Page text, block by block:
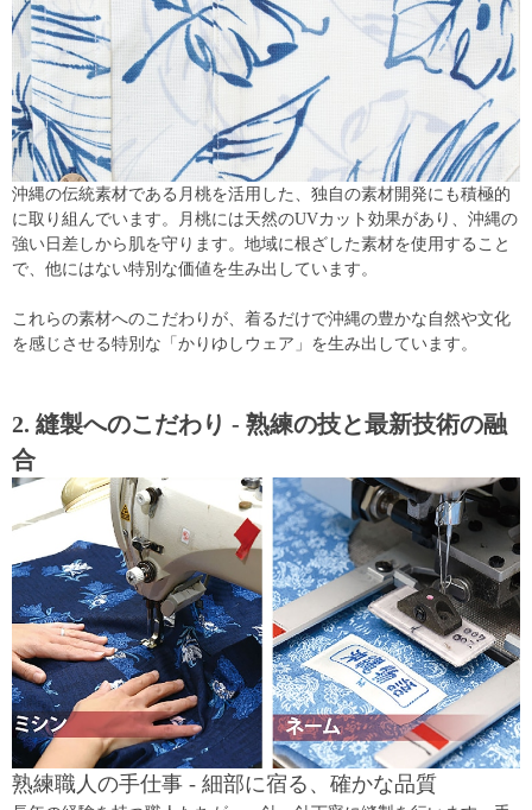
沖縄の伝統素材である月桃を活用した、独自の素材開発にも積極的
に取り組んでいます。月桃には天然のUVカット効果があり、沖縄の
強い日差しから肌を守ります。地域に根ざした素材を使用すること
で、他にはない特別な価値を生み出しています。
これらの素材へのこだわりが、着るだけで沖縄の豊かな自然や文化
を感じさせる特別な「かりゆしウェア」を生み出しています。
2. 縫製へのこだわり - 熟練の技と最新技術の融
合
熟練職人の手仕事 - 細部に宿る、確かな品質